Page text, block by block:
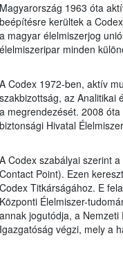
Magyarország 1963 óta
beépítésre kerültek a
a magyar élelmiszerjog
élelmiszeripar minden
A Codex 1972-ben, aktív
szakbizottság, az Analitikai
a megrendezését. 2008
biztonsági Hivatal
A Codex szabályai szerint
Contact Point). Ezen
Codex Titkárságához. E
Központi Élelmiszer-
annak jogutódja, a
Igazgatóság végzi, mely a